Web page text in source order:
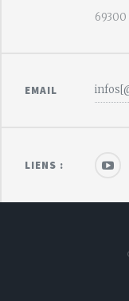
69300
EMAIL
LIENS :